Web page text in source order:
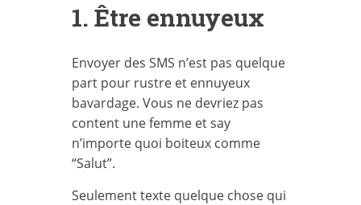
1. Être ennuyeux
Envoyer des SMS n’est pas quelque
part pour rustre et ennuyeux
bavardage. Vous ne devriez pas
content une femme et say
n’importe quoi boiteux comme
“Salut”.
Seulement texte quelque chose qui